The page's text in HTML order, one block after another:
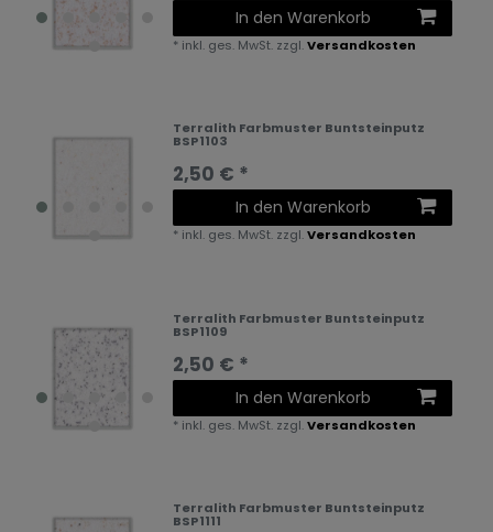
In den Warenkorb
* inkl. ges. MwSt. zzgl.Versandkosten
Terralith Farbmuster Buntsteinputz
BSP1103
2,50 € *
In den Warenkorb
* inkl. ges. MwSt. zzgl.Versandkosten
Terralith Farbmuster Buntsteinputz
BSP1109
2,50 € *
In den Warenkorb
* inkl. ges. MwSt. zzgl.Versandkosten
Terralith Farbmuster Buntsteinputz
BSP1111